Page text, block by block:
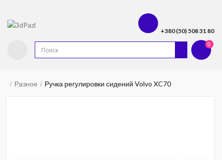
+380 (50) 508 31 80
0
Разное Ручка регулировки сидений Volvo XC70